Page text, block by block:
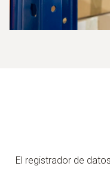
El registrador de